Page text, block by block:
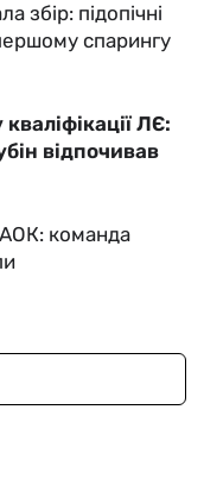
збір: підопічні
спарингу
ЛЄ:
відпочивав
команда